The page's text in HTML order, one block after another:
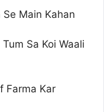
Main Kahan
Sa Koi Waali
Farma Kar